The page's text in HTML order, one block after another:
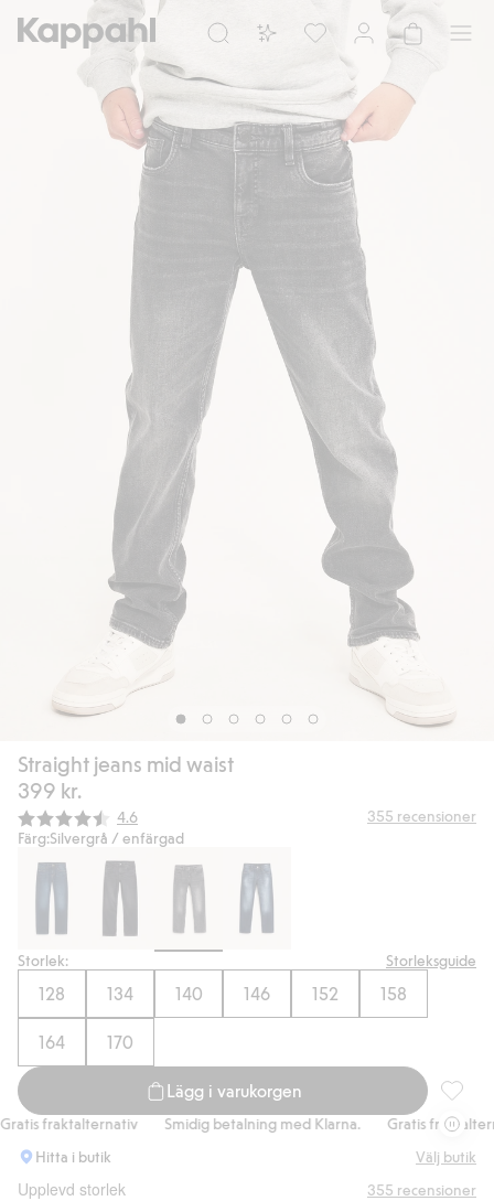
Straight jeans mid waist
399 kr.
Snittbetyg:
4.6 355 recensioner
Färg:Silvergrå / enfärgad
Storlek: Storleksguide
128 134 140 146 152 158
164 170
Lägg i varukorgen
fraktalternativ Smidig betalning med Klarna.
Gratis
Hitta i butik
Välj butik
Upplevd storlek 355 recensioner